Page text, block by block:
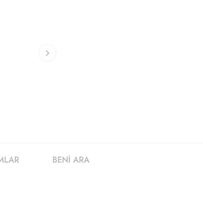
BENİ ARA